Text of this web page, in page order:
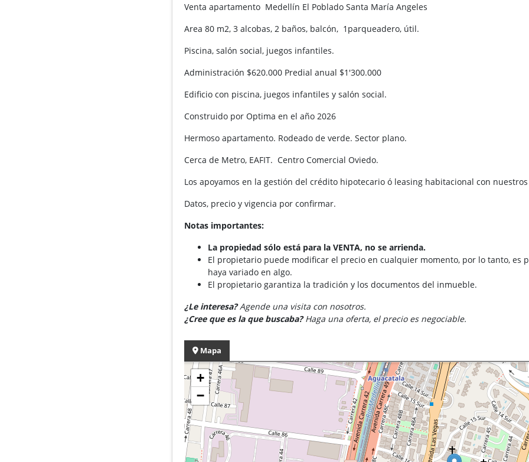
Venta apartamento Medellín El Poblado Santa María Angeles
Area 80 m2, 3 alcobas, 2 baños, balcón, 1parqueadero, útil.
Piscina, salón social, juegos infantiles.
Administración $620.000 Predial anual $1'300.000
Edificio con piscina, juegos infantiles y salón social.
Construido por Optima en el año 2026
Hermoso apartamento. Rodeado de verde. Sector plano.
Cerca de Metro, EAFIT. Centro Comercial Oviedo.
Los apoyamos en la gestión del crédito hipotecario ó leasing habitacional con
Datos, precio y vigencia por confirmar.
Notas importantes:
La propiedad sólo está para la VENTA, no se arrienda.
El propietario puede modificar el precio en cualquier momento, por lo tanto, es
haya variado en algo.
El propietario garantiza la tradición y los documentos del inmueble.
¿Le interesa?Agende una visita con nosotros.
¿Cree que es la que buscaba?Haga una oferta, el precio es negociable.
Mapa
+
−